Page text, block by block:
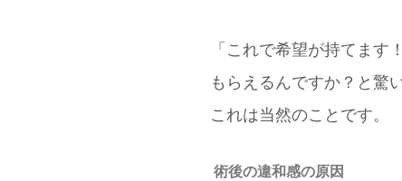
「これで希望が持てます
もらえるんですか？と驚
これは当然のことです。
術後の違和感の原因